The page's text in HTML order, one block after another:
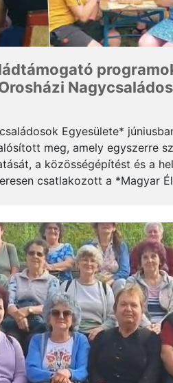
Egyesülete*
meg, amely egyszerre
a közösségépítést és a
csatlakozott a *Magyar